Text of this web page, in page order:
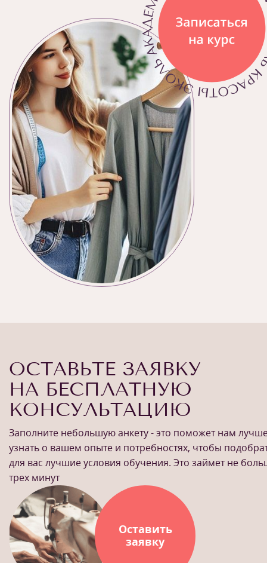
ОСТАВЬТЕ ЗАЯВКУ
НА БЕСПЛАТНУЮ
КОНСУЛЬТАЦИЮ
Заполните небольшую анкету - это поможет нам
узнать о вашем опыте и потребностях, чтобы
для вас лучшие условия обучения. Это займет не
трех минут
Оставить
заявку